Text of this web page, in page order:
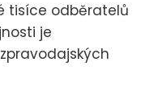
tisíce odběratelů
je